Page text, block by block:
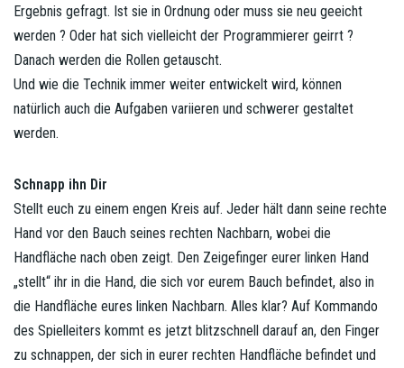
Ergebnis gefragt. Ist sie in Ordnung oder muss sie neu geeicht
werden ? Oder hat sich vielleicht der Programmierer geirrt ?
Danach werden die Rollen getauscht.
Und wie die Technik immer weiter entwickelt wird, können
natürlich auch die Aufgaben variieren und schwerer gestaltet
werden.
Schnapp ihn Dir
Stellt euch zu einem engen Kreis auf. Jeder hält dann seine rechte
Hand vor den Bauch seines rechten Nachbarn, wobei die
Handfläche nach oben zeigt. Den Zeigefinger eurer linken Hand
„stellt“ ihr in die Hand, die sich vor eurem Bauch befindet, also in
die Handfläche eures linken Nachbarn. Alles klar? Auf Kommando
des Spielleiters kommt es jetzt blitzschnell darauf an, den Finger
zu schnappen, der sich in eurer rechten Handfläche befindet und